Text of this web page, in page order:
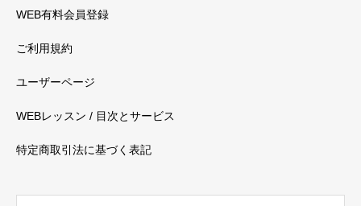
WEB有料会員登録
ご利用規約
ユーザーページ
WEBレッスン / 目次とサービス
特定商取引法に基づく表記